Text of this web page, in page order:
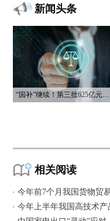
新闻头条
“国补”继续！第三批625亿元资金已下达
相关阅读
今年前7个月我国货物贸
今年上半年我国高技术